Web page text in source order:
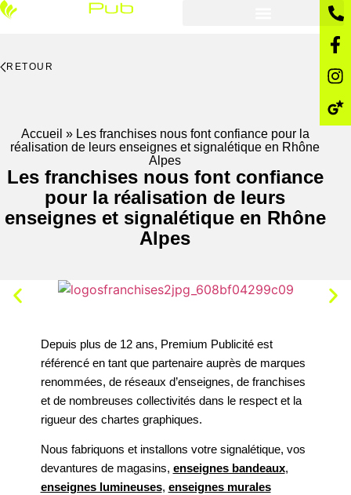
RETOUR
Accueil » Les franchises nous font confiance pour la
réalisation de leurs enseignes et signalétique en Rhône
Alpes
Les franchises nous font confiance
pour la réalisation de leurs
enseignes et signalétique en Rhône
Alpes
Depuis plus de 12 ans, Premium Publicité est
référencé en tant que partenaire auprès de marques
renommées, de réseaux d’enseignes, de franchises
et de nombreuses collectivités dans le respect et la
rigueur des chartes graphiques.
Nous fabriquons et installons votre signalétique, vos
devantures de magasins, enseignes bandeaux,
enseignes lumineuses, enseignes murales